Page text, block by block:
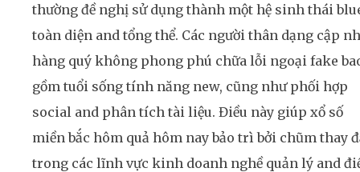
thường đề nghị sử dụng thành một hệ sinh thái
toàn diện and tổng thể. Các người thân dạng cập
hàng quý không phong phú chữa lỗi ngoại fake
gồm tuổi sống tính năng new, cũng như phối hợp
social and phân tích tài liệu. Điều này giúp xổ số
miền bắc hôm quả hôm nay bảo trì bởi chũm thay
trong các lĩnh vực kinh doanh nghề quản lý and